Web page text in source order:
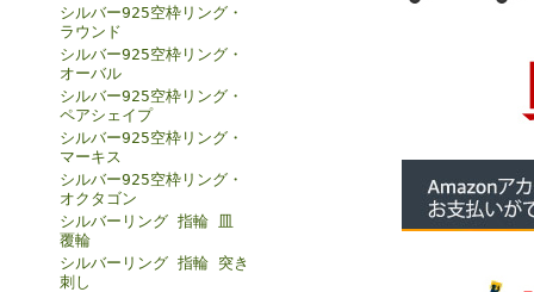
シルバー925空枠リング・
ラウンド
シルバー925空枠リング・
オーバル
シルバー925空枠リング・
ペアシェイプ
シルバー925空枠リング・
マーキス
シルバー925空枠リング・
オクタゴン
シルバーリング 指輪 皿
覆輪
シルバーリング 指輪 突き
刺し